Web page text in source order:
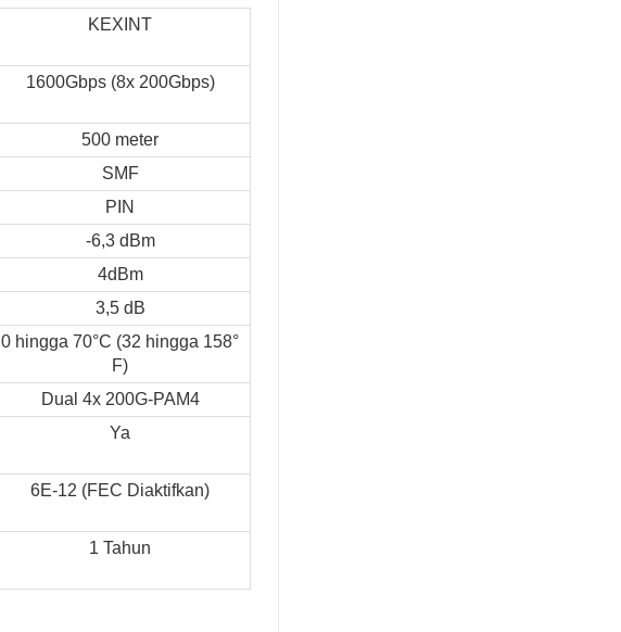
KEXINT
1600Gbps (8x 200Gbps)
500 meter
SMF
PIN
-6,3 dBm
4dBm
3,5 dB
0 hingga 70°C (32 hingga 158°
F)
Dual 4x 200G-PAM4
Ya
6E-12 (FEC Diaktifkan)
1 Tahun